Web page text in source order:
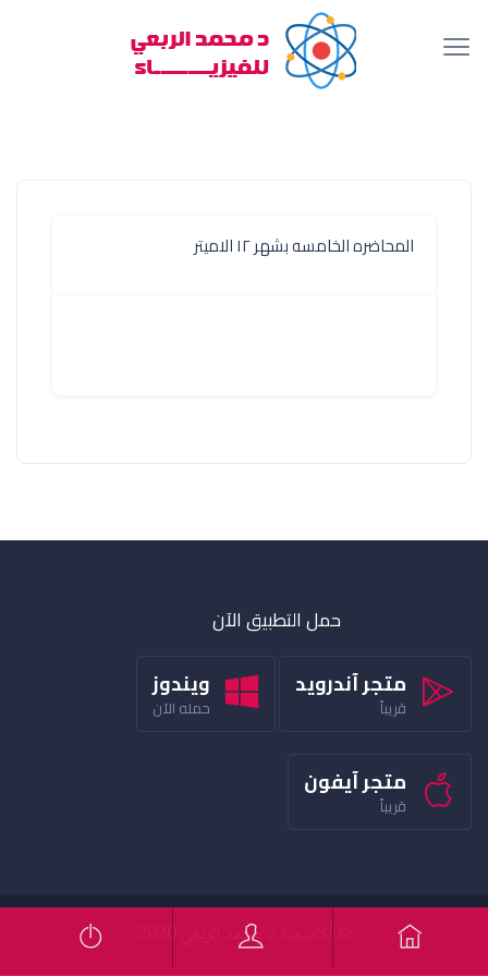
المحاضره الخامسه بشهر ١٢ الاميتر
حمل التطبيق الآن
متجر آندرويد
قريباً
ويندوز
حمله الآن
متجر آيفون
قريباً
© أكاديمية د محمد الربعي 2020